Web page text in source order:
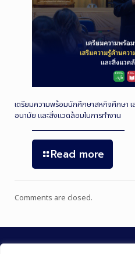
เตรียมความพร้อมนักศึกษาสหกิจศึกษา
อนามัย และสิ่งแวดล้อมในการทำงาน
Read more
Comments are closed.